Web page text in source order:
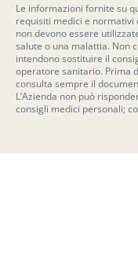
Le informazioni fornite su
requisiti medici e normativi
non devono essere
salute o una malattia. Non
intendono sostituire il
operatore sanitario. Prima
consulta sempre il
L’Azienda non può
consigli medici personali;